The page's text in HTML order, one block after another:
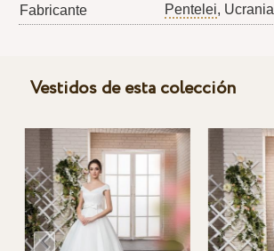
Fabricante
Pentelei, Ucrania
Vestidos de esta colección